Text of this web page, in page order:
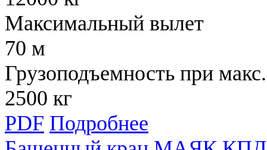
Максимальный вылет
70 м
Грузоподъемность при
2500 кг
PDF Подробнее